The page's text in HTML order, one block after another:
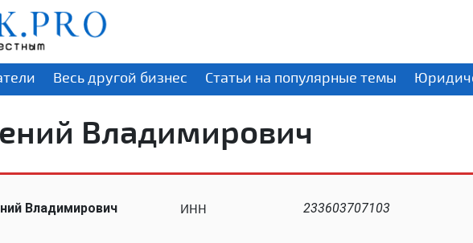
Весь другой бизнес Статьи на популярные темы
Владимирович
Владимирович ИНН 233603707103